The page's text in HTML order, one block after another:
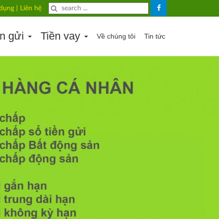
Liên hệ
gửi Tiền vay Về chúng tôi Tin tức